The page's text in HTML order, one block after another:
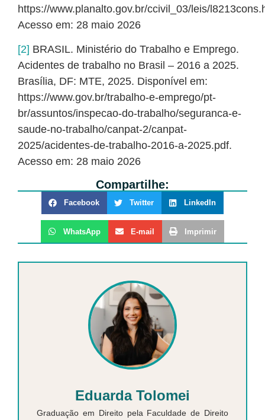
https://www.planalto.gov.br/ccivil_03/leis/
Acesso em: 28 maio 2026
[2] BRASIL. Ministério do Trabalho e Emprego.
Acidentes de trabalho no Brasil – 2016 a 2025.
Brasília, DF: MTE, 2025. Disponível em:
https://www.gov.br/trabalho-e-emprego/pt-
br/assuntos/inspecao-do-trabalho/seguranca-e-
saude-no-trabalho/canpat-2/canpat-
2025/acidentes-de-trabalho-2016-a-2025.pdf.
Acesso em: 28 maio 2026
Compartilhe:
Facebook Twitter LinkedIn
WhatsApp E-mail Imprimir
Eduarda Tolomei
Graduação em Direito pela Faculdade de Direito